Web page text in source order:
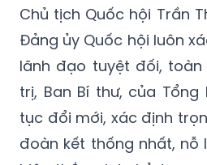
Chủ tịch Quốc hội Trần
Đảng ủy Quốc hội luôn
lãnh đạo tuyệt đối, toàn
trị, Ban Bí thư, của Tổng
tục đổi mới, xác định
đoàn kết thống nhất, nỗ